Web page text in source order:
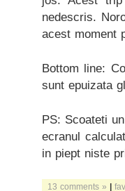
nedescris.
acest moment
Bottom line:
sunt epuizata
PS: Scoateti
ecranul
in piept niste
13 comments » |